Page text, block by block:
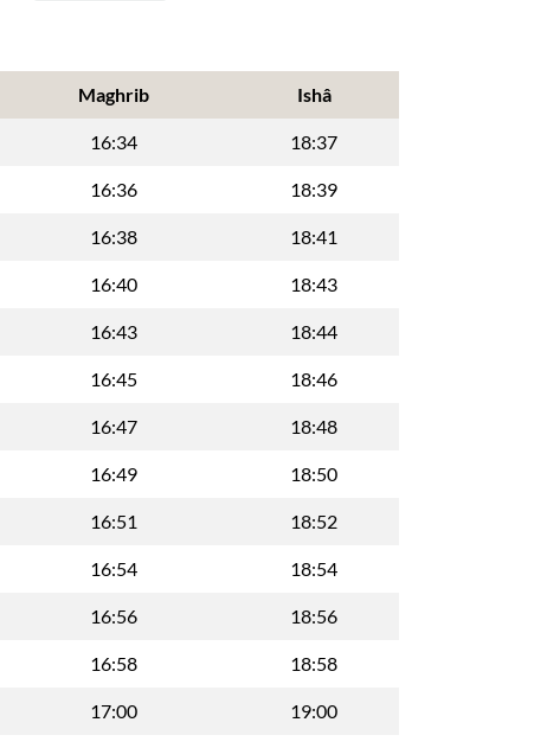
Maghrib Ishâ
16:34 18:37
16:36 18:39
16:38 18:41
16:40 18:43
16:43 18:44
16:45 18:46
16:47 18:48
16:49 18:50
16:51 18:52
16:54 18:54
16:56 18:56
16:58 18:58
17:00 19:00